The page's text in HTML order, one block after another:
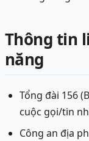
Thông tin
năng
Tổng đài 156
cuộc gọi/tin
Công an địa